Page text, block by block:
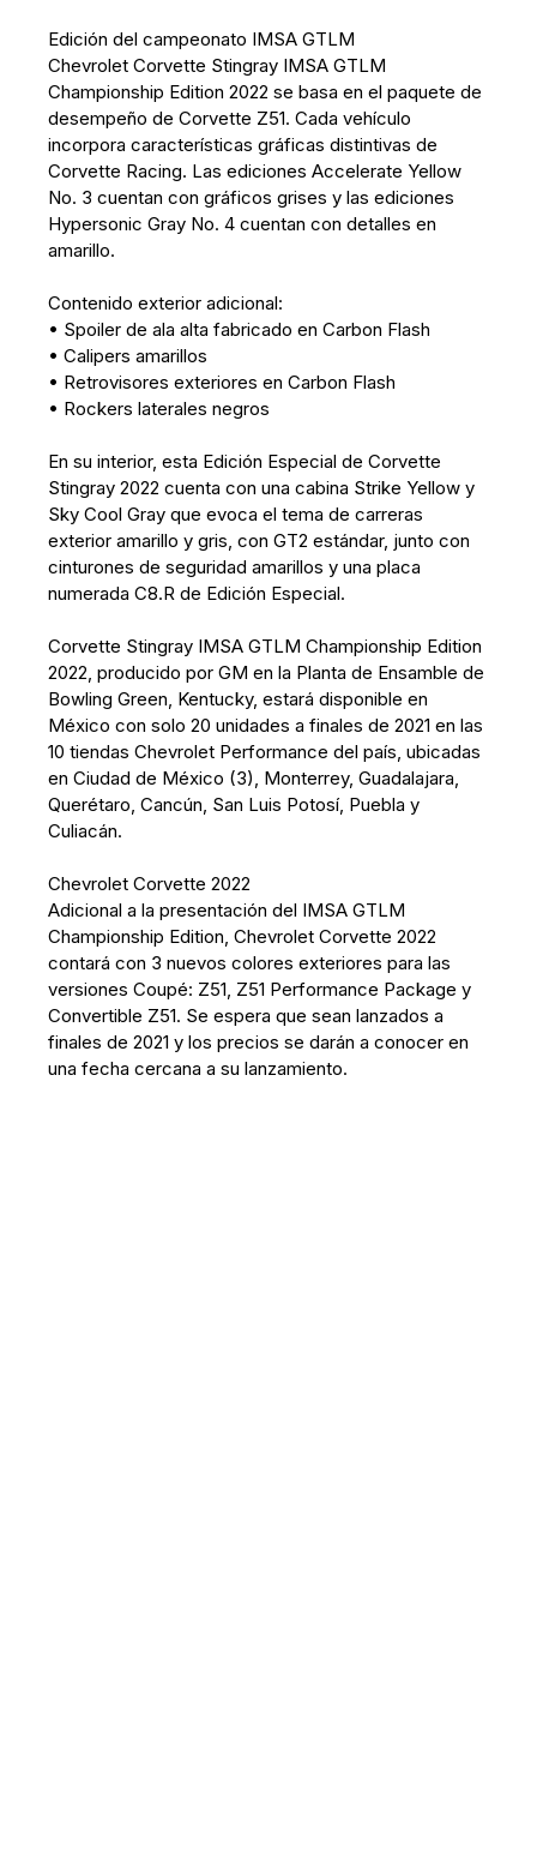
Edición del campeonato IMSA GTLM
Chevrolet Corvette Stingray IMSA GTLM
Championship Edition 2022 se basa en el paquete de
desempeño de Corvette Z51. Cada vehículo
incorpora características gráficas distintivas de
Corvette Racing. Las ediciones Accelerate Yellow
No. 3 cuentan con gráficos grises y las ediciones
Hypersonic Gray No. 4 cuentan con detalles en
amarillo.
Contenido exterior adicional:
• Spoiler de ala alta fabricado en Carbon Flash
• Calipers amarillos
• Retrovisores exteriores en Carbon Flash
• Rockers laterales negros
En su interior, esta Edición Especial de Corvette
Stingray 2022 cuenta con una cabina Strike Yellow y
Sky Cool Gray que evoca el tema de carreras
exterior amarillo y gris, con GT2 estándar, junto con
cinturones de seguridad amarillos y una placa
numerada C8.R de Edición Especial.
Corvette Stingray IMSA GTLM Championship Edition
2022, producido por GM en la Planta de Ensamble de
Bowling Green, Kentucky, estará disponible en
México con solo 20 unidades a finales de 2021 en las
10 tiendas Chevrolet Performance del país, ubicadas
en Ciudad de México (3), Monterrey, Guadalajara,
Querétaro, Cancún, San Luis Potosí, Puebla y
Culiacán.
Chevrolet Corvette 2022
Adicional a la presentación del IMSA GTLM
Championship Edition, Chevrolet Corvette 2022
contará con 3 nuevos colores exteriores para las
versiones Coupé: Z51, Z51 Performance Package y
Convertible Z51. Se espera que sean lanzados a
finales de 2021 y los precios se darán a conocer en
una fecha cercana a su lanzamiento.